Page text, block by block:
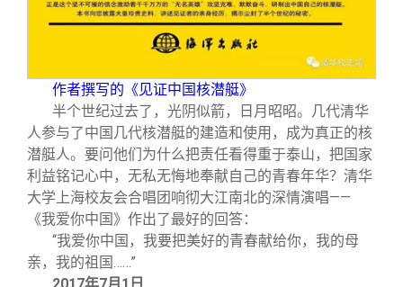
作者撰写的《见证中国核潜艇》
半个世纪过去了，光阴似箭，日月昭昭。几代清华
人参与了中国几代核潜艇的建造和使用，成为真正的核
潜艇人。要问他们为什么把责任看得重于泰山，把国家
利益铭记心中，无私无悔地奉献自己的青春年华？清华
大学上海校友会合唱团响彻大江南北的深情演唱——
《我爱你中国》作出了最好的回答：
“我爱你中国，我要把美好的青春献给你，我的母
亲，我的祖国……”